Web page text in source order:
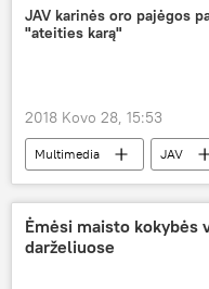
margučiai
Velykos
JAV karinės oro pajėgos
"ateities karą"
2018 Kovo 28, 15:53
Multimedia JAV
Ėmėsi maisto
darželiuose